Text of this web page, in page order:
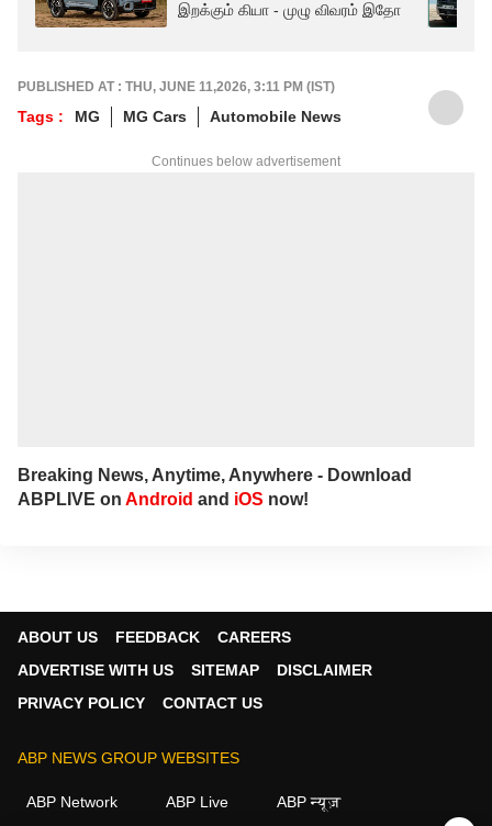
இறக்கும் கியா - முழு விவரம் இதோ
PUBLISHED AT : THU, JUNE 11,2026, 3:11 PM (IST)
Tags : MG MG Cars Automobile News
Continues below advertisement
Breaking News, Anytime, Anywhere - Download
ABPLIVE on Android and iOS now!
ABOUT US FEEDBACK
CAREERS
ADVERTISE WITH US
SITEMAP
DISCLAIMER
PRIVACY POLICY
CONTACT US
ABP NEWS GROUP WEBSITES
ABP Network ABP Live
ABP न्यूज़